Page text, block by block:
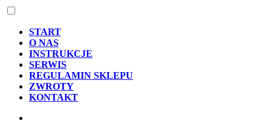
START
O NAS
INSTRUKCJE
SERWIS
REGULAMIN SKLEPU
ZWROTY
KONTAKT